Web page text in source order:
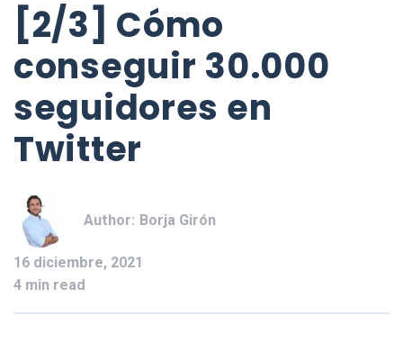
[2/3] Cómo
conseguir 30.000
seguidores en
Twitter
Author: Borja Girón
16 diciembre, 2021
4 min read